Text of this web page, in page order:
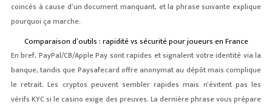
coincés à cause d’un document manquant, et la phrase suivante explique
pourquoi ça marche.
Comparaison d’outils : rapidité vs sécurité pour joueurs en France
En bref, PayPal/CB/Apple Pay sont rapides et signalent votre identité via la
banque, tandis que Paysafecard offre anonymat au dépôt mais complique
le retrait. Les cryptos peuvent sembler rapides mais n’évitent pas les
vérifs KYC si le casino exige des preuves. La dernière phrase vous prépare